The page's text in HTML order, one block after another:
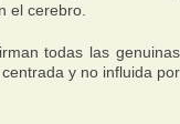
el cerebro.
todas las genuinas
y no influida por